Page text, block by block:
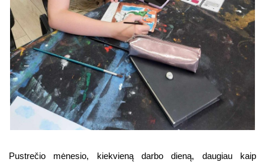
Pustrečio mėnesio, kiekvieną darbo dieną, daugiau kaip